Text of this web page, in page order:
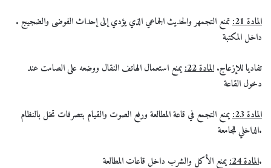
.
المادة 21:
تمنع التجمهر والحديث الجماعي الذي يؤدي إلى إحداث الفوضى والضجيج
داخل المكتبة
تفاديا للإزعاج.المادة 22:
يمنع استعمال الهاتف النقال ووضعه على الصامت عند
دخول القاعة
المادة 23:
يمنع التجمع في قاعة المطالعة ورفع الصوت والقيام بتصرفات تخل بالنظام
الداخلي للجامعة.
المادة 24:يمنع الأكل والشرب داخل قاعات المطالعة.